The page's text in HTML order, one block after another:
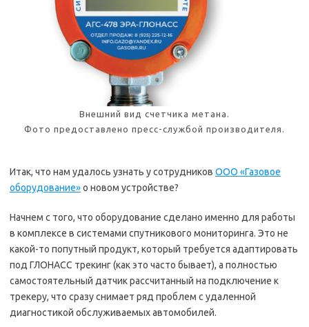
Внешний вид счетчика метана.
Фото предоставлено пресс-службой производителя.
Итак, что нам удалось узнать у сотрудников ООО «Газовое
оборудование»о новом устройстве?
Начнем с того, что оборудование сделано именно для работы
в комплексе в системами спутникового мониторинга. Это не
какой-то попутный продукт, который требуется адаптировать
под ГЛОНАСС трекинг (как это часто бывает), а полностью
самостоятельный датчик рассчитанный на подключение к
трекеру, что сразу снимает ряд проблем с удаленной
диагностикой обслуживаемых автомобилей.